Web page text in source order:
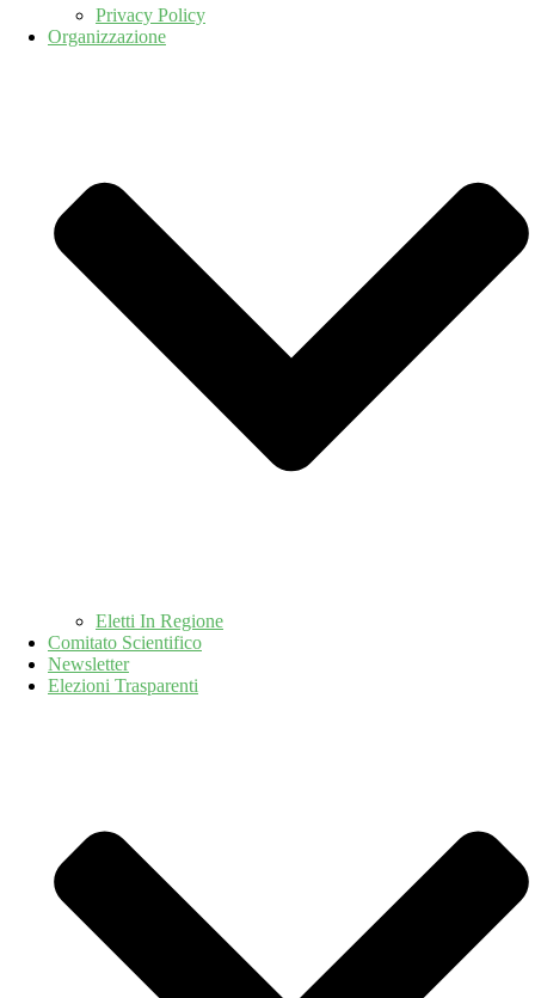
Privacy Policy
Organizzazione
Eletti In Regione
Comitato Scientifico
Newsletter
Elezioni Trasparenti